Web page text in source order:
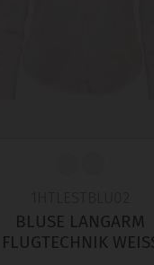
BLUSE LANGARM
FLUGTECHNIK